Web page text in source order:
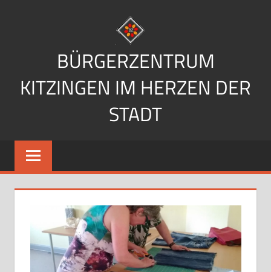
BÜRGERZENTRUM
KITZINGEN IM HERZEN DER
STADT
Im
Herzen
Stadt